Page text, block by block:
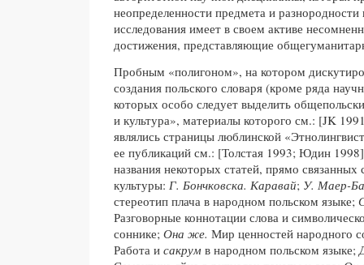
неопределенности предмета и
исследования имеет в своем активе
достижения, представляющие
Пробным «полигоном», на котором
создания польского словаря (кроме ряда
которых особо следует выделить
и культура», материалы которого см.: [JK
являлись страницы люблинской
ее публикаций см.: [Толстая 1993; Юдин
названия некоторых статей, прямо
культуры: Г. Бончковска. Каравай; У. Маер-
стереотип плача в народном польском языке;
Разговорные коннотации слова и
соннике; Она же. Мир ценностей народного
Работа и сакрум в народном польском языке;